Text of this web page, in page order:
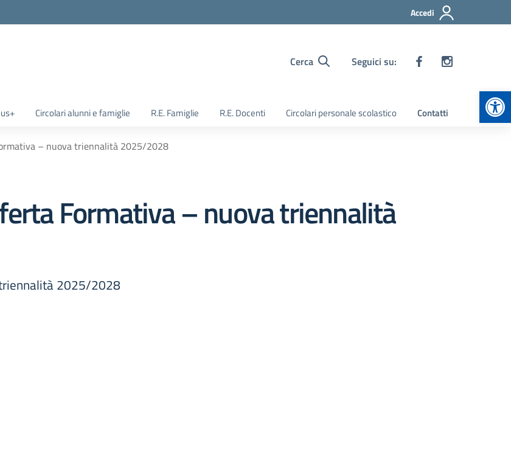
Accedi
Cerca Seguici su:
Circolari alunni e famiglie R.E. Famiglie R.E. Docenti Circolari personale scolastico Contatti
– nuova triennalità 2025/2028
Formativa – nuova triennalità
2025/2028